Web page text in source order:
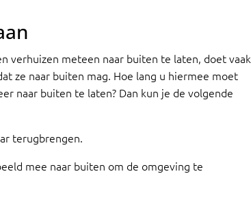
verhuizen meteen naar buiten te laten, doet vaak
ze naar buiten mag. Hoe lang u hiermee moet
naar buiten te laten? Dan kun je de volgende
terugbrengen.
mee naar buiten om de omgeving te